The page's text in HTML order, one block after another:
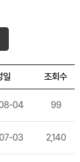
일 조회수
04 99
03 2,140